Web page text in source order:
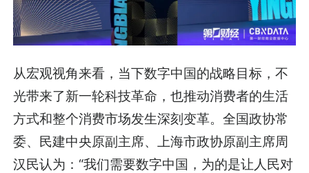
从宏观视角来看，当下数字中国的战略目标，不
光带来了新一轮科技革命，也推动消费者的生活
方式和整个消费市场发生深刻变革。全国政协常
委、民建中央原副主席、上海市政协原副主席周
汉民认为：“我们需要数字中国，为的是让人民对